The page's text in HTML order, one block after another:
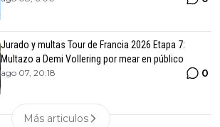
Jurado y multas Tour de Francia 2026 Etapa 7:
Multazo a Demi Vollering por mear en público
ago 07, 20:18 0
Más articulos